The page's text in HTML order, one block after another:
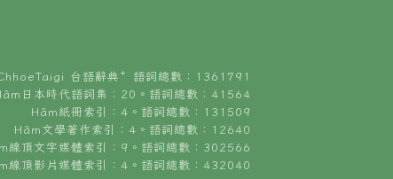
台語辭典⁺ 語詞總數：1361791
日本時代語詞集：20。語詞總數：41564
Hâm紙冊索引：4。語詞總數：131509
Hâm文學著作索引：4。語詞總數：12640
線頂文字媒體索引：9。語詞總數：302566
線頂影片媒體索引：4。語詞總數：432040